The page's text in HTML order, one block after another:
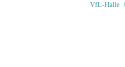
VfL-Halle